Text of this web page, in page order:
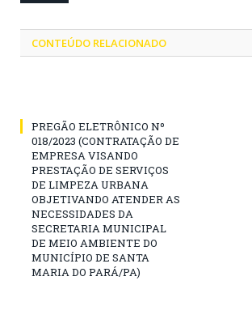
CONTEÚDO RELACIONADO
PREGÃO ELETRÔNICO Nº
018/2023 (CONTRATAÇÃO DE
EMPRESA VISANDO
PRESTAÇÃO DE SERVIÇOS
DE LIMPEZA URBANA
OBJETIVANDO ATENDER AS
NECESSIDADES DA
SECRETARIA MUNICIPAL
DE MEIO AMBIENTE DO
MUNICÍPIO DE SANTA
MARIA DO PARÁ/PA)